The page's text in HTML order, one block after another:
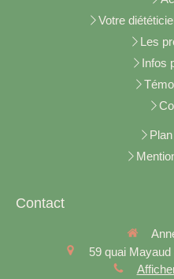
Votre
Les
Infos
Contact
59 quai Mayaud